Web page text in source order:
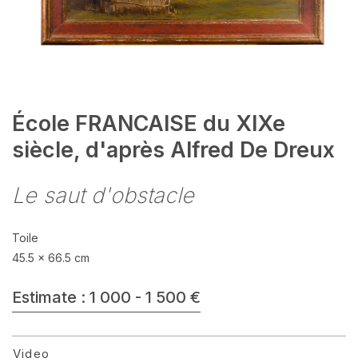
École FRANCAISE du XIXe
siècle, d'après Alfred De Dreux
Le saut d'obstacle
Toile
45.5 x 66.5 cm
Estimate : 1 000 - 1 500 €
Video